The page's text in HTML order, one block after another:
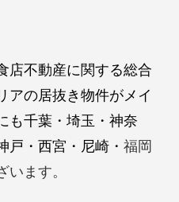
店不動産に関する総合
アの居抜き物件がメイ
も千葉・埼玉・神奈
戸・西宮・尼崎・ 福岡
ます。